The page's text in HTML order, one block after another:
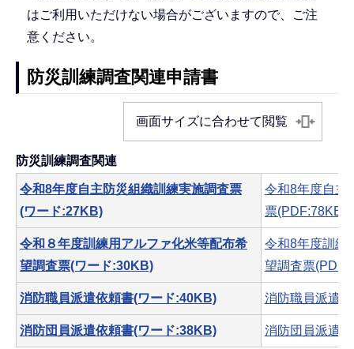
はご利用いただけない場合がございますので、ご注
意ください。
防災訓練調査関連申請書
画面サイズに合わせて閲覧
防災訓練調査関連
令和8年度自主防災組織訓練実施調査票
(ワード:27KB)
令和8年度自主
票(PDF:78KB)
令和８年度訓練用アルファ化米等配布希
望調査票(ワード:30KB)
令和8年度訓練
望調査票
消防職員派遣依頼書(ワード:40KB) 消防職員派遣
消防団員派遣依頼書(ワード:38KB) 消防団員派遣